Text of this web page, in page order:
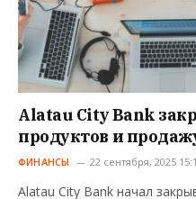
Alatau City Bank
продуктов и
ФИНАНСЫ 22 сентября, 2025
Alatau City Bank начал